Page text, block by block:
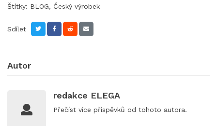
Štítky: BLOG, Český výrobek
Sdílet
Autor
redakce ELEGA
Přečíst více příspěvků od tohoto autora.